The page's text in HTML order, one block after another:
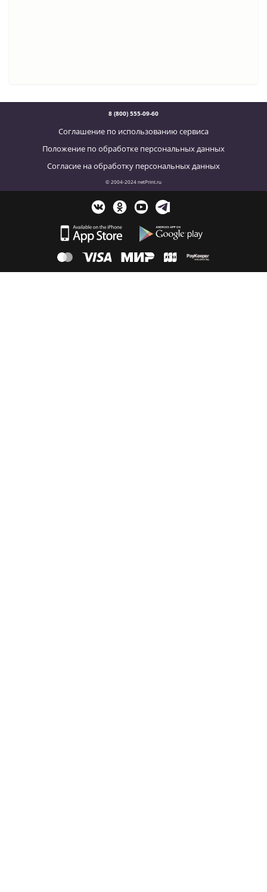
8 (800) 555-09-60
Соглашение по использованию сервиса
Положение по обработке персональных данных
Согласие на обработку персональных данных
© 2004-2024 netPrint.ru